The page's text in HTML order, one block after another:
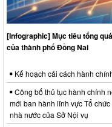
[Infographic] Mục tiêu tổng
của thành phố Đồng Nai
Kế hoạch cải cách hành
Công bố thủ tục hành chính
mới ban hành lĩnh vực Tổ
nhà nước của Sở Nội vụ